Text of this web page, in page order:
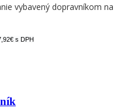
vybavený dopravníkom na
s DPH